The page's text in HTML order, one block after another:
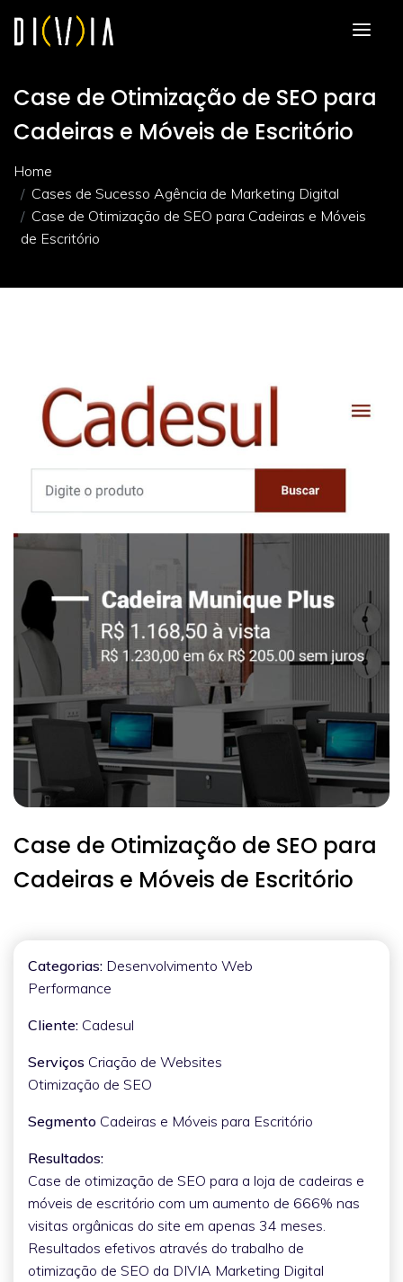
Case de Otimização de SEO para
Cadeiras e Móveis de Escritório
Home
Cases de Sucesso Agência de Marketing Digital
Case de Otimização de SEO para Cadeiras e Móveis
de Escritório
Case de Otimização de SEO para
Cadeiras e Móveis de Escritório
Categorias: Desenvolvimento Web
Performance
Cliente: Cadesul
Serviços Criação de Websites
Otimização de SEO
Segmento Cadeiras e Móveis para Escritório
Resultados:
Case de otimização de SEO para a loja de cadeiras e
móveis de escritório com um aumento de 666% nas
visitas orgânicas do site em apenas 34 meses.
Resultados efetivos através do trabalho de
otimização de SEO da DIVIA Marketing Digital